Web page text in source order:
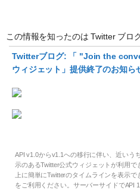
この情報を知ったのは Twitter ブロ
Twitterブログ: 「 "Join the
ウィジェット」提供終了のお知ら
API v1.0からv1.1への移行に伴い、近いう
示のあるTwitter公式ウィジェットが利用で
上に簡単にTwitterのタイムラインを表示で
をご利用ください。サーバーサイドでAPI